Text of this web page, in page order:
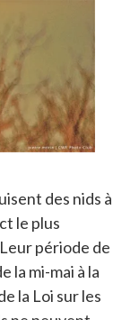
des nids à
le plus
période de
la mi-mai à la
la Loi sur les